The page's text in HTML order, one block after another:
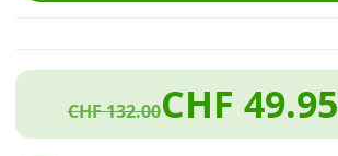
Forum
Über uns
CHF 132.00CHF 49.95